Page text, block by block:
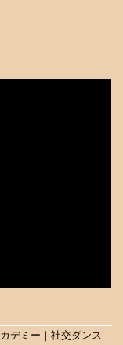
デミー｜社交ダンス